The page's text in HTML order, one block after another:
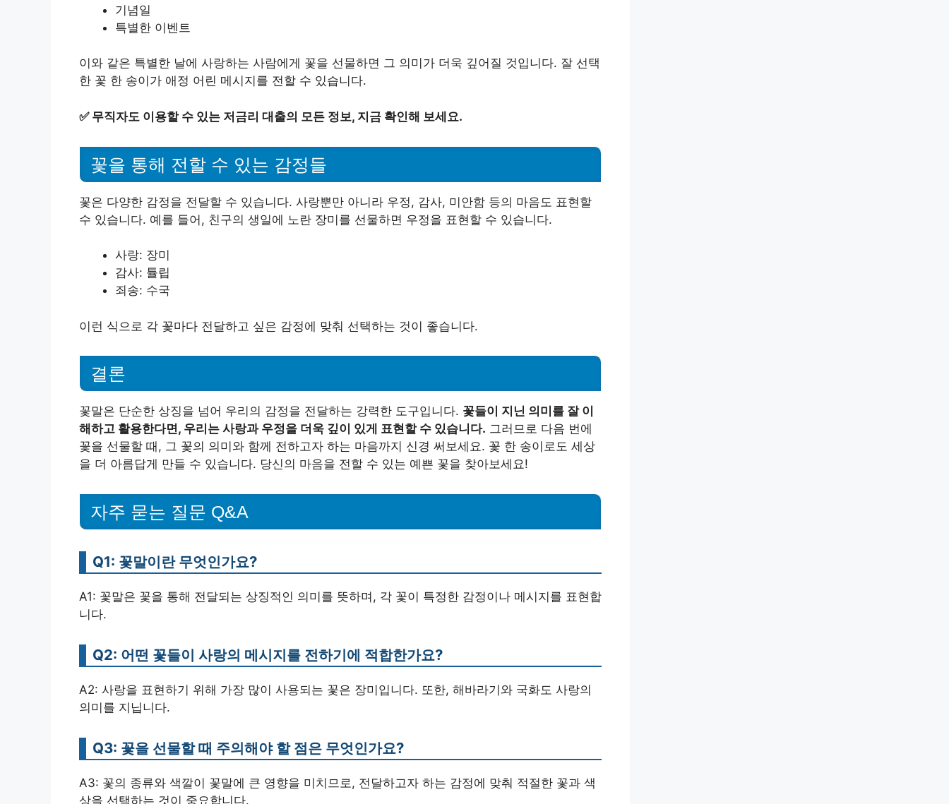
기념일
특별한 이벤트
이와 같은 특별한 날에 사랑하는 사람에게 꽃을 선물하면 그 의미가 더욱 깊어질 것입니다. 잘 선택
한 꽃 한 송이가 애정 어린 메시지를 전할 수 있습니다.
✅ 무직자도 이용할 수 있는 저금리 대출의 모든 정보, 지금 확인해 보세요.
꽃을 통해 전할 수 있는 감정들
꽃은 다양한 감정을 전달할 수 있습니다. 사랑뿐만 아니라 우정, 감사, 미안함 등의 마음도 표현할
수 있습니다. 예를 들어, 친구의 생일에 노란 장미를 선물하면 우정을 표현할 수 있습니다.
사랑: 장미
감사: 튤립
죄송: 수국
이런 식으로 각 꽃마다 전달하고 싶은 감정에 맞춰 선택하는 것이 좋습니다.
결론
꽃말은 단순한 상징을 넘어 우리의 감정을 전달하는 강력한 도구입니다. 꽃들이 지닌 의미를 잘 이
해하고 활용한다면, 우리는 사랑과 우정을 더욱 깊이 있게 표현할 수 있습니다. 그러므로 다음 번에
꽃을 선물할 때, 그 꽃의 의미와 함께 전하고자 하는 마음까지 신경 써보세요. 꽃 한 송이로도 세상
을 더 아름답게 만들 수 있습니다. 당신의 마음을 전할 수 있는 예쁜 꽃을 찾아보세요!
자주 묻는 질문 Q&A
Q1: 꽃말이란 무엇인가요?
A1: 꽃말은 꽃을 통해 전달되는 상징적인 의미를 뜻하며, 각 꽃이 특정한 감정이나 메시지를 표현합
니다.
Q2: 어떤 꽃들이 사랑의 메시지를 전하기에 적합한가요?
A2: 사랑을 표현하기 위해 가장 많이 사용되는 꽃은 장미입니다. 또한, 해바라기와 국화도 사랑의
의미를 지닙니다.
Q3: 꽃을 선물할 때 주의해야 할 점은 무엇인가요?
A3: 꽃의 종류와 색깔이 꽃말에 큰 영향을 미치므로, 전달하고자 하는 감정에 맞춰 적절한 꽃과 색
상을 선택하는 것이 중요합니다.